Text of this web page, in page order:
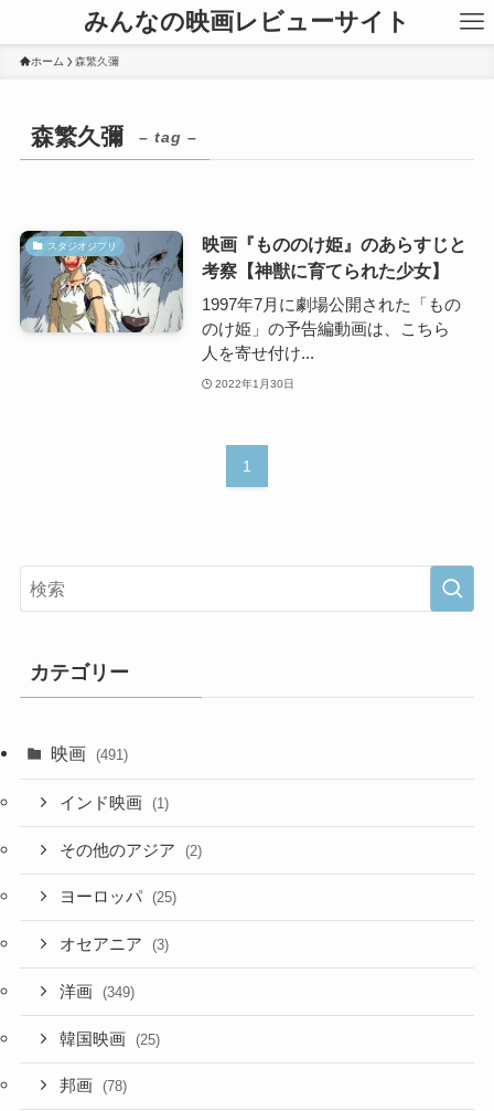
みんなの映画レビューサイト
ホーム 森繁久彌
森繁久彌 – tag –
スタジオジブリ
映画『もののけ姫』のあらすじと
考察【神獣に育てられた少女】
1997年7月に劇場公開された「もの
のけ姫」の予告編動画は、こちら
人を寄せ付け...
2022年1月30日
1
カテゴリー
映画 (491)
インド映画 (1)
その他のアジア (2)
ヨーロッパ (25)
オセアニア (3)
洋画 (349)
韓国映画 (25)
邦画 (78)